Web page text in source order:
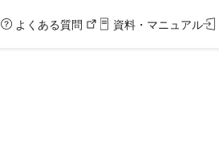
よくある質問 資料・マニュアル